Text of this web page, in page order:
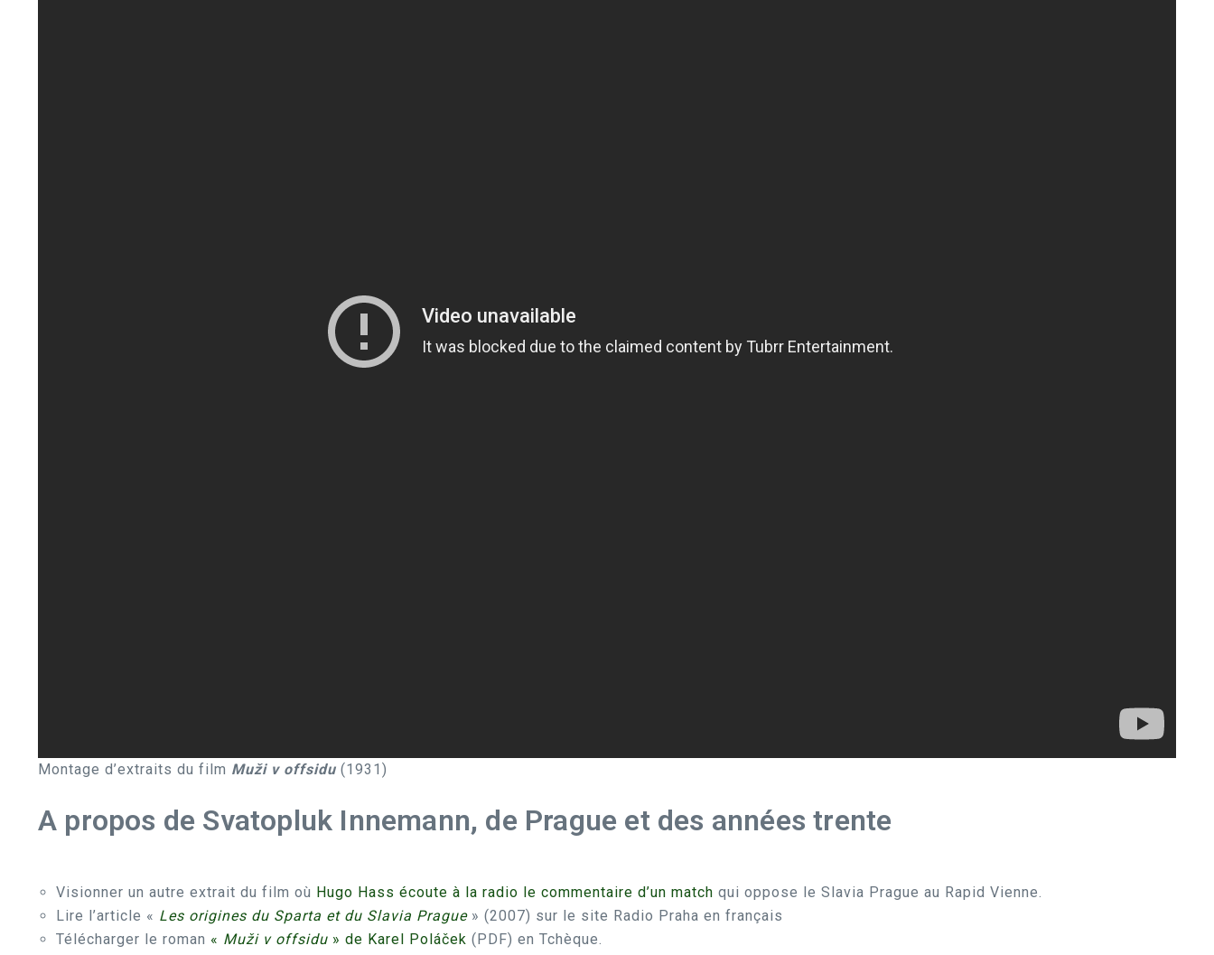
Montage d’extraits du film Muži v offsidu (1931)
A propos de Svatopluk Innemann, de Prague et des années trente
Visionner un autre extrait du film où Hugo Hass écoute à la radio le commentaire d’un match qui oppose le Slavia Prague au Rapid Vienne.
Lire l’article « Les origines du Sparta et du Slavia Prague» (2007) sur le site Radio Praha en français
Télécharger le roman « Muži v offsidu » de Karel Poláček (PDF) en Tchèque.